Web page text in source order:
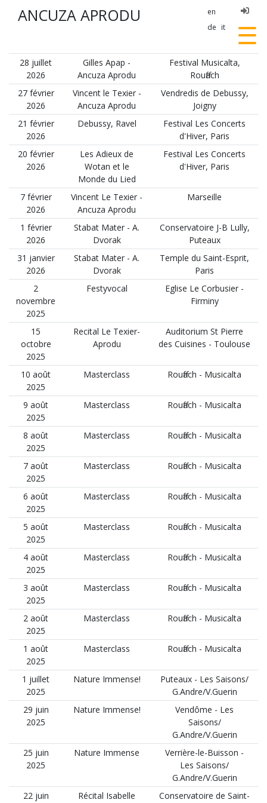
ANCUZA APRODU
en
de it ☰
28 juillet
2026
Gilles Apap -
Ancuza Aprodu
Festival Musicalta,
Rouffach
27 février
2026
Vincent le Texier -
Ancuza Aprodu
Vendredis de Debussy,
Joigny
21 février
2026
Debussy, Ravel
Festival Les Concerts
d'Hiver, Paris
20 février
2026
Les Adieux de
Wotan et le
Monde du Lied
Festival Les Concerts
d'Hiver, Paris
7 février
2026
Vincent Le Texier -
Ancuza Aprodu
Marseille
1 février
2026
Stabat Mater - A.
Dvorak
Conservatoire J-B Lully,
Puteaux
31 janvier
2026
Stabat Mater - A.
Dvorak
Temple du Saint-Esprit,
Paris
2
novembre
2025
Festyvocal
Eglise Le Corbusier -
Firminy
15
octobre
2025
Recital Le Texier-
Aprodu
Auditorium St Pierre
des Cuisines - Toulouse
10 août
2025
Masterclass Rouffach - Musicalta
9 août
2025
Masterclass Rouffach - Musicalta
8 août
2025
Masterclass Rouffach - Musicalta
7 août
2025
Masterclass Rouffach - Musicalta
6 août
2025
Masterclass Rouffach - Musicalta
5 août
2025
Masterclass Rouffach - Musicalta
4 août
2025
Masterclass Rouffach - Musicalta
3 août
2025
Masterclass Rouffach - Musicalta
2 août
2025
Masterclass Rouffach - Musicalta
1 août
2025
Masterclass Rouffach - Musicalta
1 juillet
2025
Nature Immense!
Puteaux - Les Saisons/
G.Andre/V.Guerin
29 juin
2025
Nature Immense!
Vendôme - Les
Saisons/
G.Andre/V.Guerin
25 juin
2025
Nature Immense
Verrière-le-Buisson -
Les Saisons/
G.Andre/V.Guerin
22 juin
Récital Isabelle
Conservatoire de Saint-